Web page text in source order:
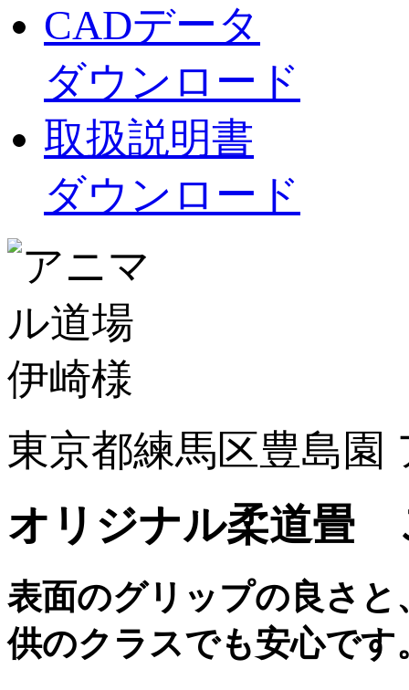
CADデータ
ダウンロード
取扱説明書
ダウンロード
東京都練馬区豊島
オリジナル柔道畳
表面のグリップの良さ
供のクラスでも安心です